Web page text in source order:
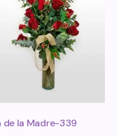
de la Madre-339